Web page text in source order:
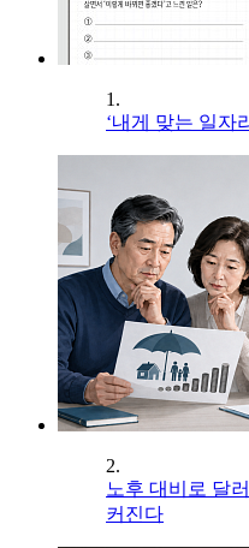
1.
‘내게 맞는 일자
2.
노후 대비로 달
커진다